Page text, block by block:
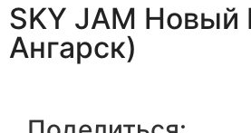
SKY JAM Новый
Ангарск)